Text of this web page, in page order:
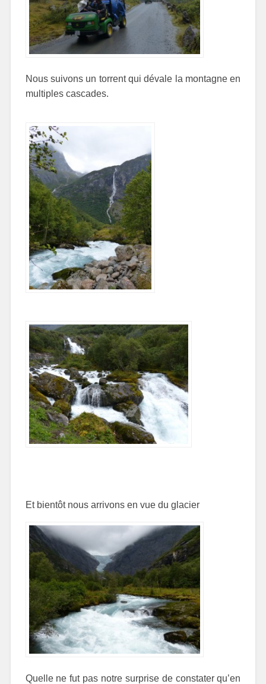
Nous suivons un torrent qui dévale la montagne en
multiples cascades.
Et bientôt nous arrivons en vue du glacier
Quelle ne fut pas notre surprise de constater qu’en